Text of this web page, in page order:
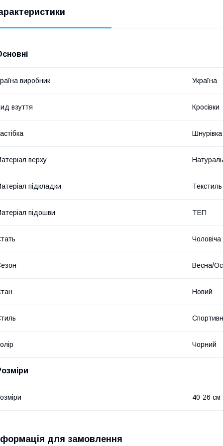
виробник Україна
взуття Кросівки
Шнурівка
верху
підкладки Текстиль
підошви ТЕП
Чоловіча
Весна/
Новий
Чорний
40-26 см
для замовлення